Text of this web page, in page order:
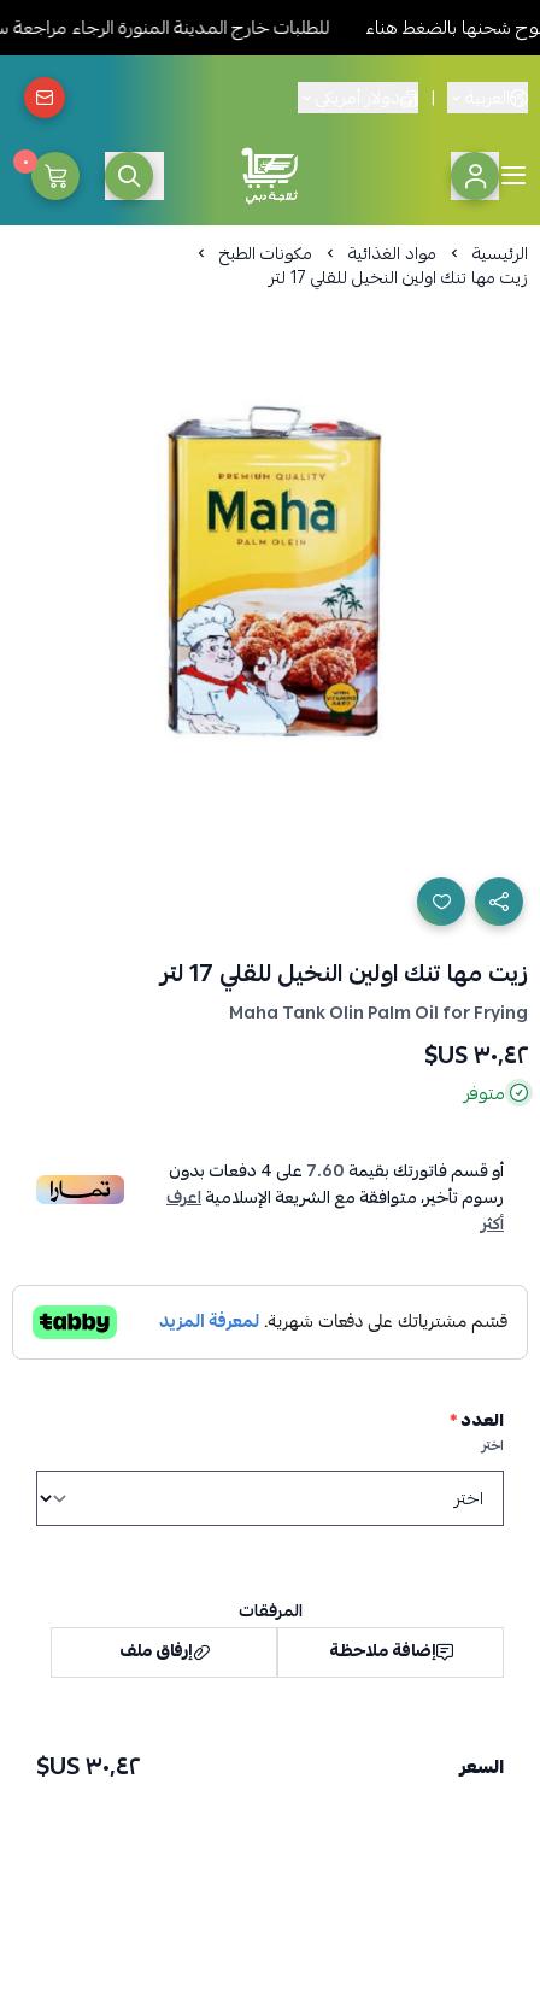
بالضغط هناء للطلبات خارج المدينة المنورة الرجاء مراجعة
|
ثلاجة دبي المدينة للمواد
٠
الرئيسية مواد الغذائية مكونات الطبخ
زيت مها تنك اولين النخيل للقلي 17 لتر
زيت مها تنك اولين النخيل للقلي 17 لتر
Maha Tank Olin Palm Oil for Frying
٣٠٫٤٢ US$
متوفر
أو قسم فاتورتك بقيمة7.60على4دفعات بدون
رسوم تأخير، متوافقة مع الشريعة الإسلاميةاعرف
أكثر
العدد*
اختر
المرفقات
إضافة ملاحظة
إرفاق ملف
السعر ٣٠٫٤٢ US$